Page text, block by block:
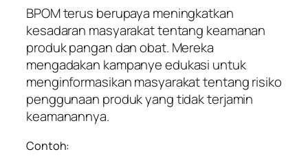
BPOM terus berupaya meningkatkan
kesadaran masyarakat tentang keamanan
produk pangan dan obat. Mereka
mengadakan kampanye edukasi untuk
menginformasikan masyarakat tentang risiko
penggunaan produk yang tidak terjamin
keamanannya.
Contoh: